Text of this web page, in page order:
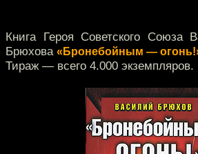
Книга Героя Советского Союза
Брюхова «Бронебойным —
Тираж — всего 4.000 экземпляров.